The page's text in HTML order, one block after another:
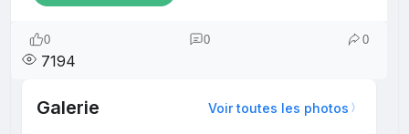
0 0 0
7194
Galerie Voir toutes les photos